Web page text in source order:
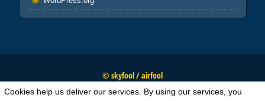
© skyfool / airfool
Cookies help us deliver our services. By using our services, you